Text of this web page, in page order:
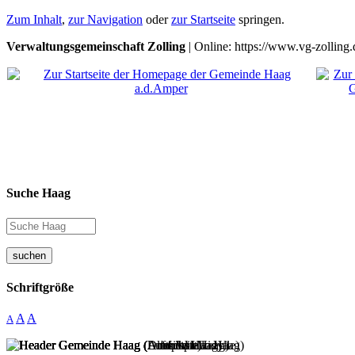
Zum Inhalt, zur Navigation oderzur Startseite springen.
Verwaltungsgemeinschaft Zolling | Online: https://www.vg-
Suche Haag
suchen
Schriftgröße
A A A